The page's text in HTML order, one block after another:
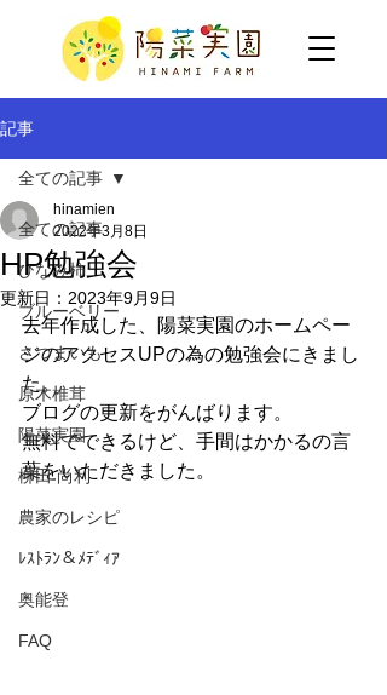
記事
全ての記事
ひなみ柿
ブルーベリー
さつまいも
原木椎茸
陽菜実園
柳田 尚利
農家のレシピ
ﾚｽﾄﾗﾝ＆ﾒﾃﾞｨｱ
奥能登
FAQ
全ての記事
HP勉強会
hinamien
2022年3月8日
更新日： 2023年9月9日
去年作成した、陽菜実園のホームペー
ジのアクセスUPの為の勉強会にきまし
た。
ブログの更新をがんばります。
無料でできるけど、手間はかかるの言
葉をいただきました。